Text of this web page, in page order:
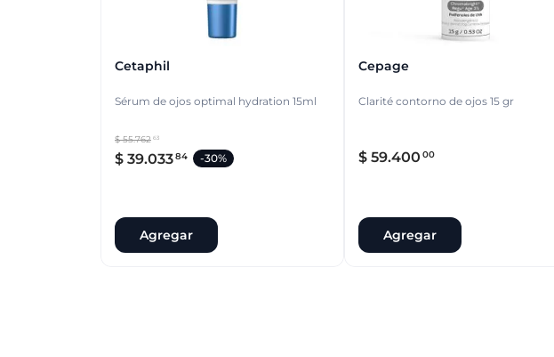
Cetaphil
Sérum de ojos optimal hydration 15ml
$ 55.762 63
$ 39.03384 -30%
Agregar
Cepage
Clarité contorno de ojos 15 gr
$ 59.400 00
Agregar